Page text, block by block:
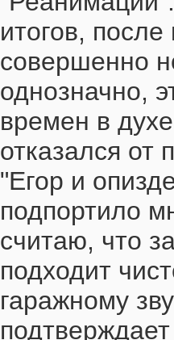
итогов,
совершенно
однозначно,
времен в
отказался от
"Егор и
подпортило
считаю, что
подходит
гаражному